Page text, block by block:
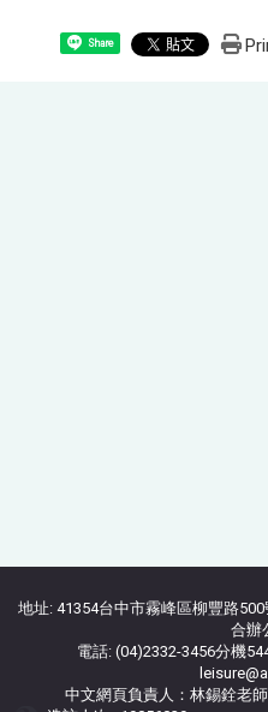
Share
地址: 41354台中市霧峰區柳豐路
合辦
電話: (04)2332-3456分機
中文網頁負責人：林錫銓老